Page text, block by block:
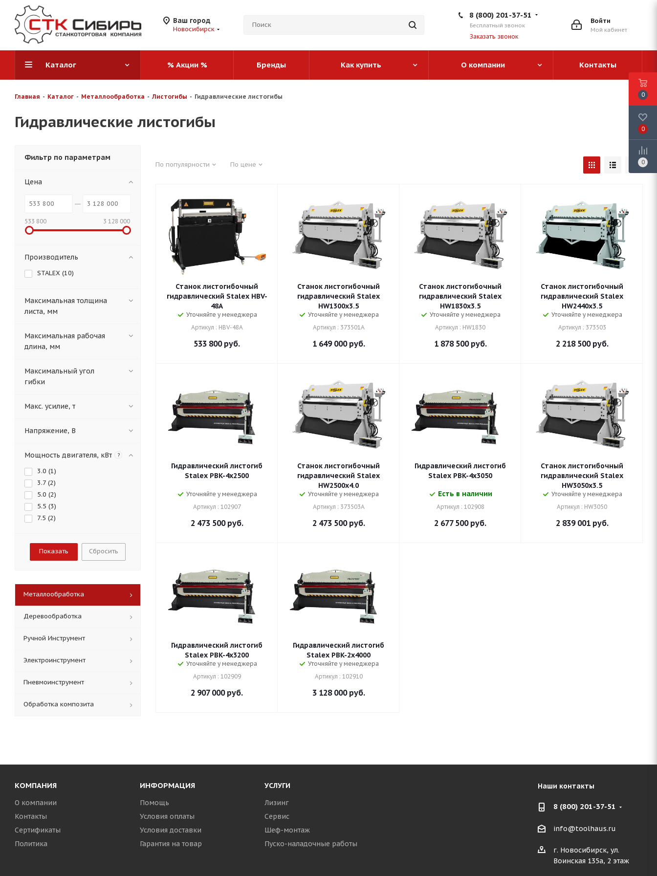
Ваш город
Новосибирск
Войти
Мой кабинет
8 (800) 201-37-51
Бесплатный звонок
Заказать звонок
Каталог % Акции % Бренды Как купить О компании Контакты
Главная - Каталог - Металлообработка - Листогибы - Гидравлические листогибы
Гидравлические листогибы
По популярности По цене
Станок листогибочный
гидравлический Stalex HBV-
48A
Уточняйте у менеджера
Артикул : HBV-48A
533 800руб.
Станок листогибочный
гидравлический Stalex
HW1300x3.5
Уточняйте у менеджера
Артикул : 373501A
1 649 000руб.
Станок листогибочный
гидравлический Stalex
HW1830x3.5
Уточняйте у менеджера
Артикул : HW1830
1 878 500руб.
Станок листогибочный
гидравлический Stalex
HW2440x3.5
Уточняйте у менеджера
Артикул : 373503
2 218 500руб.
Гидравлический листогиб
Stalex PBK-4x2500
Уточняйте у менеджера
Артикул : 102907
2 473 500руб.
Станок листогибочный
гидравлический Stalex
HW2500x4.0
Уточняйте у менеджера
Артикул : 373503A
2 473 500руб.
Гидравлический листогиб
Stalex PBK-4x3050
Есть в наличии
Артикул : 102908
2 677 500руб.
Станок листогибочный
гидравлический Stalex
HW3050x3.5
Уточняйте у менеджера
Артикул : HW3050
2 839 001руб.
Гидравлический листогиб
Stalex PBK-4x3200
Уточняйте у менеджера
Артикул : 102909
2 907 000руб.
Гидравлический листогиб
Stalex PBK-2x4000
Уточняйте у менеджера
Артикул : 102910
3 128 000руб.
Фильтр по параметрам
Цена
533 800 3 128 000
Производитель
STALEX (10)
Максимальная толщина
листа, мм
Максимальная рабочая
длина, мм
Максимальный угол
гибки
Макс. усилие, т
Напряжение, В
Мощность двигателя, кВт ?
3.0 (1)
3.7 (2)
5.0 (2)
5.5 (3)
7.5 (2)
Сбросить
Металлообработка
Деревообработка
Ручной Инструмент
Электроинструмент
Пневмоинструмент
Обработка композита
КОМПАНИЯ
О компании
Контакты
Сертификаты
Политика
ИНФОРМАЦИЯ
Помощь
Условия оплаты
Условия доставки
Гарантия на товар
УСЛУГИ
Лизинг
Сервис
Шеф-монтаж
Пуско-наладочные работы
Наши контакты
8 (800) 201-37-51
info@toolhaus.ru
г. Новосибирск, ул.
Воинская 135а, 2 этаж
0
0
0